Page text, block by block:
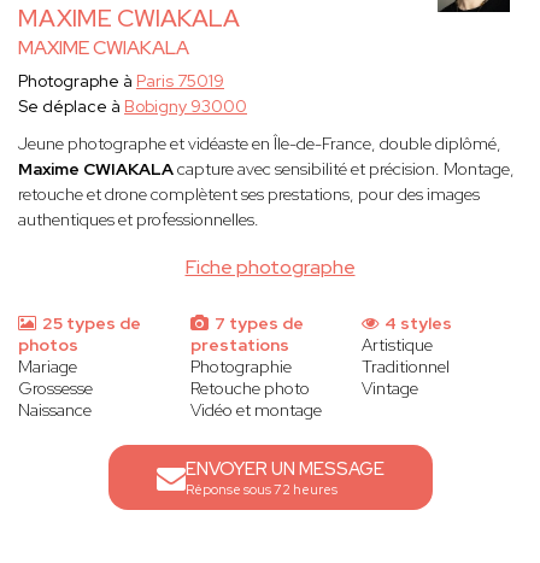
MAXIME CWIAKALA
MAXIME CWIAKALA
Fiche photographe
Photographe à Paris 75019
Se déplace à Bobigny 93000
Jeune photographe et vidéaste en Île-de-France, double diplômé,
Maxime CWIAKALAcapture avec sensibilité et précision. Montage,
retouche et drone complètent ses prestations, pour des images
authentiques et professionnelles.
25 types de
photos
Mariage
Grossesse
Naissance
7 types de
prestations
Photographie
Retouche photo
Vidéo et montage
4 styles
Artistique
Traditionnel
Vintage
ENVOYER UN MESSAGE
Réponse sous 72 heures